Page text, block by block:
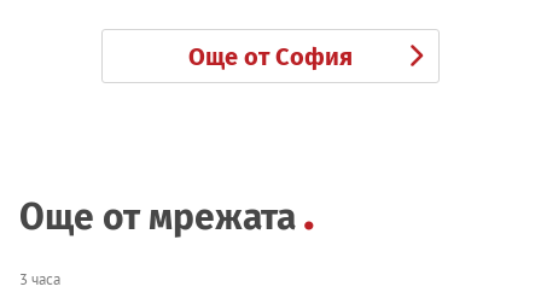
Още от София
Още от мрежата
3 часа